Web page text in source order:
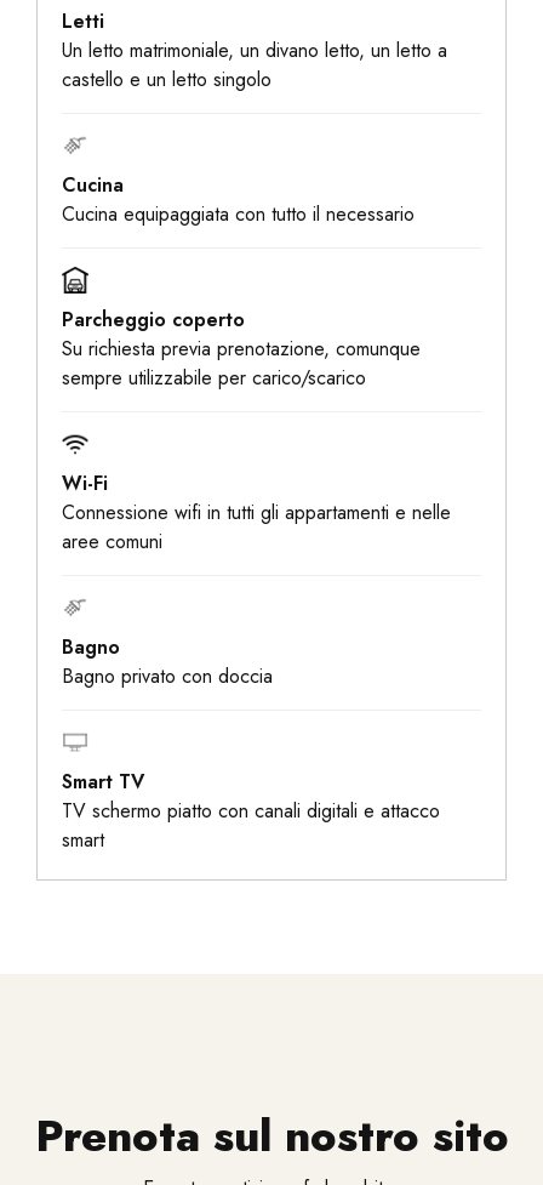
Letti
Un letto matrimoniale, un divano letto, un letto a
castello e un letto singolo
Cucina
Cucina equipaggiata con tutto il necessario
Parcheggio coperto
Su richiesta previa prenotazione, comunque
sempre utilizzabile per carico/scarico
Wi-Fi
Connessione wifi in tutti gli appartamenti e nelle
aree comuni
Bagno
Bagno privato con doccia
Smart TV
TV schermo piatto con canali digitali e attacco
smart
Prenota sul nostro sito